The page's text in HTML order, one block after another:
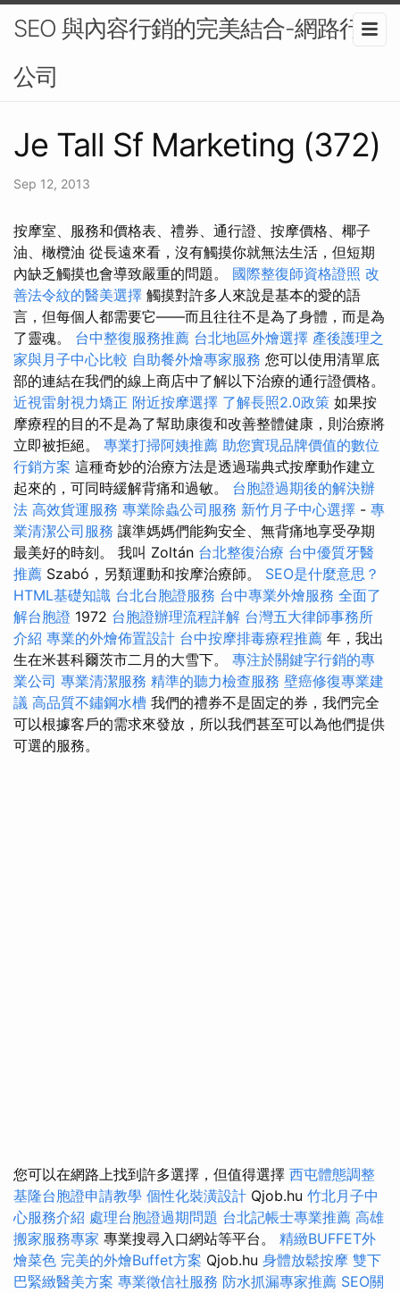
SEO 與內容行銷的完美結合-網路行銷
公司
Je Tall Sf Marketing (372)
Sep 12, 2013
按摩室、服務和價格表、禮券、通行證、按摩價格、椰子
油、橄欖油 從長遠來看，沒有觸摸你​​就無法生活，但短期
內缺乏觸摸也會導致嚴重的問題。 國際整復師資格證照 改
善法令紋的醫美選擇 觸摸對許多人來說是基本的愛的語
言，但每個人都需要它——而且往往不是為了身體，而是為
了靈魂。 台中整復服務推薦 台北地區外燴選擇 產後護理之
家與月子中心比較 自助餐外燴專家服務 您可以使用清單底
部的連結在我們的線上商店中了解以下治療的通行證價格。
近視雷射視力矯正 附近按摩選擇 了解長照2.0政策 如果按
摩療程的目的不是為了幫助康復和改善整體健康，則治療將
立即被拒絕。 專業打掃阿姨推薦 助您實現品牌價值的數位
行銷方案 這種奇妙的治療方法是透過瑞典式按摩動作建立
起來的，可同時緩解背痛和過敏。 台胞證過期後的解決辦
法 高效貨運服務 專業除蟲公司服務 新竹月子中心選擇 - 專
業清潔公司服務 讓準媽媽們能夠安全、無背痛地享受孕期
最美好的時刻。 我叫 Zoltán 台北整復治療 台中優質牙醫
推薦 Szabó，另類運動和按摩治療師。 SEO是什麼意思？
HTML基礎知識 台北台胞證服務 台中專業外燴服務 全面了
解台胞證 1972 台胞證辦理流程詳解 台灣五大律師事務所
介紹 專業的外燴佈置設計 台中按摩排毒療程推薦 年，我出
生在米甚科爾茨市二月的大雪下。 專注於關鍵字行銷的專
業公司 專業清潔服務 精準的聽力檢查服務 壁癌修復專業建
議 高品質不鏽鋼水槽 我們的禮券不是固定的券，我們完全
可以根據客戶的需求來發放，所以我們甚至可以為他們提供
可選的服務。
您可以在網路上找到許多選擇，但值得選擇 西屯體態調整
基隆台胞證申請教學 個性化裝潢設計 Qjob.hu 竹北月子中
心服務介紹 處理台胞證過期問題 台北記帳士專業推薦 高雄
搬家服務專家 專業搜尋入口網站等平台。 精緻BUFFET外
燴菜色 完美的外燴Buffet方案 Qjob.hu 身體放鬆按摩 雙下
巴緊緻醫美方案 專業徵信社服務 防水抓漏專家推薦 SEO關